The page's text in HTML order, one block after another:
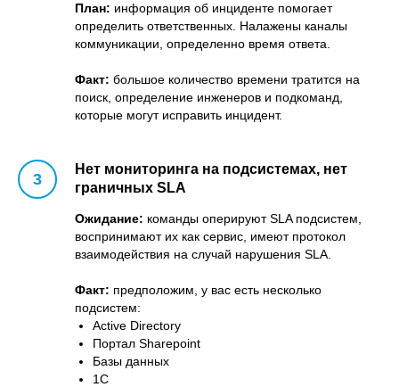
План: информация об инциденте помогает
определить ответственных. Налажены каналы
коммуникации, определенно время ответа.
Факт: большое количество времени тратится на
поиск, определение инженеров и подкоманд,
которые могут исправить инцидент.
Нет мониторинга на подсистемах, нет
граничных SLA
Ожидание: команды оперируют SLA подсистем,
воспринимают их как сервис, имеют протокол
взаимодействия на случай нарушения SLA.
Факт: предположим, у вас есть несколько
подсистем:
Active Directory
Портал Sharepoint
Базы данных
1С